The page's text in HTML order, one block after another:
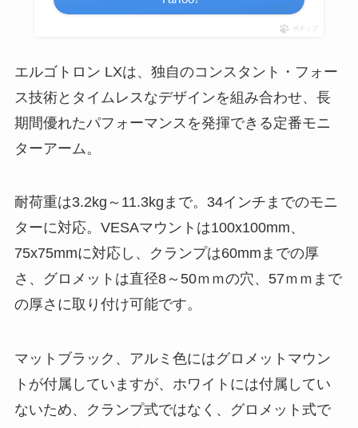
ポチップ
エルゴトロン LXは、独自のコンスタント・フォー
ス技術とタイムレスなデザインを組み合わせ、長
期間優れたパフォーマンスを発揮できる定番モニ
ターアーム。
耐荷重は3.2kg～11.3kgまで。34インチまでのモニ
ターに対応。VESAマウントは100x100mm、
75x75mmに対応し、クランプは60mmまでの厚
さ、グロメットは直径8～50ｍｍの穴、57ｍｍまで
の厚さに取り付け可能です。
マットブラック、アルミ色にはグロメットマウン
トが付属していますが、ホワイトには付属してい
ないため、クランプ式ではなく、グロメット式で